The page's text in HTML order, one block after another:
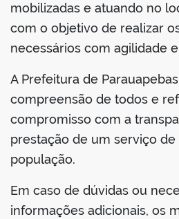
mobilizadas e atuando no
com o objetivo de realizar
necessários com agilidade
A Prefeitura de
compreensão de todos e
compromisso com a
prestação de um serviço de
população.
Em caso de dúvidas ou
informações adicionais, os